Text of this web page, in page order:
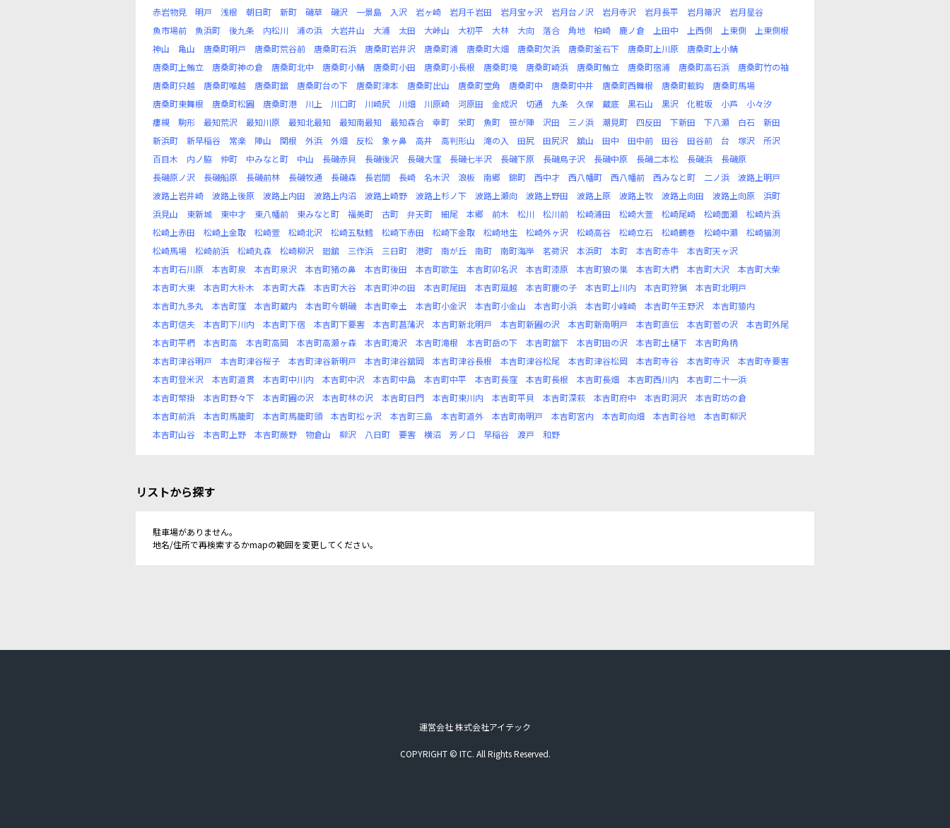
赤岩物見
明戸 浅根 朝日町 新町 磯草 磯沢 一景島 入沢 岩ヶ崎 岩月千岩田 岩月宝ヶ沢 岩月台ノ沢 岩月寺沢 岩月長平 岩月箒沢
岩月星谷
魚市場前
魚浜町 後九条 内松川 浦の浜 大岩井山 大浦 太田 大峠山 大初平 大林 大向 落合 角地 柏崎 鹿ノ倉 上田中 上西側 上東側
上東側根
神山
亀山 唐桑町明戸 唐桑町荒谷前 唐桑町石浜 唐桑町岩井沢 唐桑町浦 唐桑町大畑 唐桑町欠浜 唐桑町釜石下 唐桑町上川原
唐桑町上小鯖
唐桑町上鮪立
唐桑町神の倉 唐桑町北中 唐桑町小鯖 唐桑町小田 唐桑町小長根 唐桑町境 唐桑町崎浜 唐桑町鮪立 唐桑町宿浦 唐桑町高石浜
唐桑町竹の袖
唐桑町只越
唐桑町唯越 唐桑町舘 唐桑町台の下 唐桑町津本 唐桑町出山 唐桑町堂角 唐桑町中 唐桑町中井 唐桑町西舞根 唐桑町載鈎
唐桑町馬場
唐桑町東舞根
唐桑町松圃 唐桑町港 川上 川口町 川崎尻 川畑 川原崎 河原田 金成沢 切通 九条 久保 蔵底 黒石山 黒沢 化粧坂 小芦
小々汐
瘻槻
駒形 最知荒沢 最知川原 最知北最知 最知南最知 最知森合 幸町 栄町 魚町 笹が陣 沢田 三ノ浜 潮見町 四反田 下新田 下八瀬 白石
新田
新浜町
新早稲谷 常楽 陣山 関根 外浜 外畑 反松 象ヶ鼻 高井 高判形山 滝の入 田尻 田尻沢 舘山 田中 田中前 田谷 田谷前 台 塚沢
所沢
百目木
内ノ脇 仲町 中みなと町 中山 長磯赤貝 長磯後沢 長磯大窪 長磯七半沢 長磯下原 長磯鳥子沢 長磯中原 長磯二本松 長磯浜
長磯原
長磯原ノ沢
長磯船原 長磯前林 長磯牧通 長磯森 長岩間 長崎 名木沢 浪板 南郷 錦町 西中才 西八幡町 西八幡前 西みなと町 二ノ浜
波路上明戸
波路上岩井崎
波路上後原 波路上内田 波路上内沼 波路上崎野 波路上杉ノ下 波路上瀬向 波路上野田 波路上原 波路上牧 波路上向田 波路上向原
浜町
浜見山
東新城 東中才 東八幡前 東みなと町 福美町 古町 弁天町 細尾 本郷 前木 松川 松川前 松崎浦田 松崎大萱 松崎尾崎 松崎面瀬
松崎片浜
松崎上赤田
松崎上金取 松崎萱 松崎北沢 松崎五駄鱈 松崎下赤田 松崎下金取 松崎地生 松崎外ヶ沢 松崎高谷 松崎立石 松崎鶴巻 松崎中瀬
松崎猫渕
松崎馬場
松崎前浜 松崎丸森 松崎柳沢 廻舘 三作浜 三日町 港町 南が丘 南町 南町海岸 茗荷沢 本浜町 本町 本吉町赤牛
本吉町天ヶ沢
本吉町石川原
本吉町泉 本吉町泉沢 本吉町猪の鼻 本吉町後田 本吉町歌生 本吉町卯名沢 本吉町漆原 本吉町狼の巣 本吉町大椚 本吉町大沢
本吉町大柴
本吉町大東
本吉町大朴木 本吉町大森 本吉町大谷 本吉町沖の田 本吉町尾田 本吉町風越 本吉町鹿の子 本吉町上川内 本吉町狩猟
本吉町北明戸
本吉町九多丸
本吉町窪 本吉町蔵内 本吉町今朝磯 本吉町幸土 本吉町小金沢 本吉町小金山 本吉町小浜 本吉町小峰崎 本吉町午王野沢
本吉町猿内
本吉町信夫
本吉町下川内 本吉町下宿 本吉町下要害 本吉町菖蒲沢 本吉町新北明戸 本吉町新圃の沢 本吉町新南明戸 本吉町直伝 本吉町菅の沢
本吉町外尾
本吉町平椚
本吉町高 本吉町高岡 本吉町高瀬ヶ森 本吉町滝沢 本吉町滝根 本吉町岳の下 本吉町舘下 本吉町田の沢 本吉町土樋下
本吉町角柄
本吉町津谷明戸
本吉町津谷桜子 本吉町津谷新明戸 本吉町津谷舘岡 本吉町津谷長根 本吉町津谷松尾 本吉町津谷松岡 本吉町寺谷 本吉町寺沢
本吉町寺要害
本吉町登米沢
本吉町道貫 本吉町中川内 本吉町中沢 本吉町中島 本吉町中平 本吉町長窪 本吉町長根 本吉町長畑 本吉町西川内
本吉町二十一浜
本吉町幣掛
本吉町野々下 本吉町圃の沢 本吉町林の沢 本吉町日門 本吉町東川内 本吉町平貝 本吉町深萩 本吉町府中 本吉町洞沢
本吉町坊の倉
本吉町前浜
本吉町馬籠町 本吉町馬籠町頭 本吉町松ヶ沢 本吉町三島 本吉町道外 本吉町南明戸 本吉町宮内 本吉町向畑 本吉町谷地
本吉町柳沢
本吉町山谷
本吉町上野 本吉町蕨野 物倉山 柳沢 八日町 要害 横沼 芳ノ口 早稲谷 渡戸 和野
リストから探す
駐車場がありません。
地名/住所で再検索するかmapの範囲を変更してください。
運営会社 株式会社アイテック
COPYRIGHT © ITC. All Rights Reserved.